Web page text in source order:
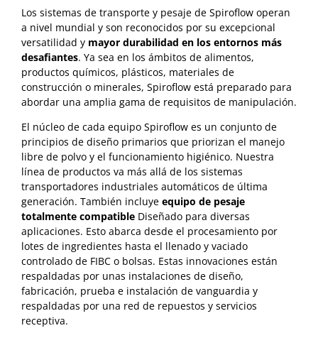
Los sistemas de transporte y pesaje de Spiroflow operan
a nivel mundial y son reconocidos por su excepcional
versatilidad y mayor durabilidad en los entornos más
desafiantes. Ya sea en los ámbitos de alimentos,
productos químicos, plásticos, materiales de
construcción o minerales, Spiroflow está preparado para
abordar una amplia gama de requisitos de manipulación.
El núcleo de cada equipo Spiroflow es un conjunto de
principios de diseño primarios que priorizan el manejo
libre de polvo y el funcionamiento higiénico. Nuestra
línea de productos va más allá de los sistemas
transportadores industriales automáticos de última
generación. También incluye equipo de pesaje
totalmente compatible Diseñado para diversas
aplicaciones. Esto abarca desde el procesamiento por
lotes de ingredientes hasta el llenado y vaciado
controlado de FIBC o bolsas. Estas innovaciones están
respaldadas por unas instalaciones de diseño,
fabricación, prueba e instalación de vanguardia y
respaldadas por una red de repuestos y servicios
receptiva.